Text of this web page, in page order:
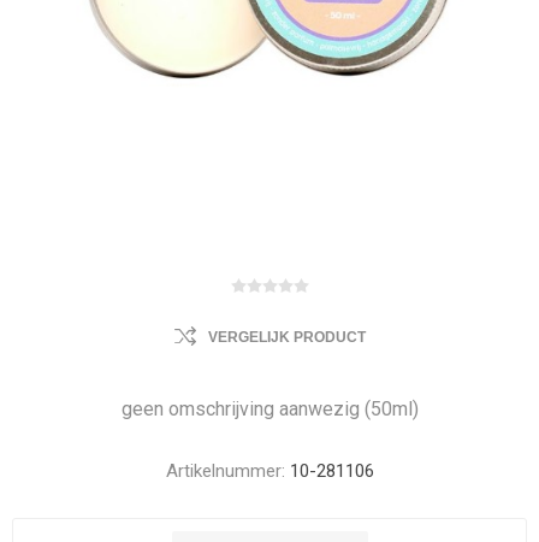
VERGELIJK PRODUCT
geen omschrijving aanwezig (50ml)
Artikelnummer: 10-281106